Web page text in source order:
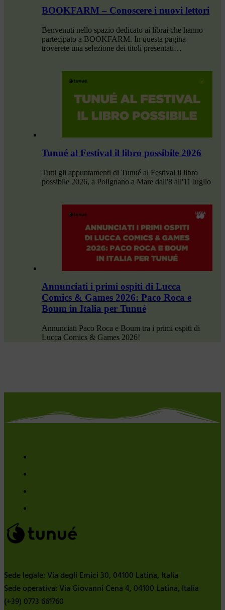
BOOKFARM – Conoscere i nuovi lettori
Benvenuti nello spazio dedicato ai librai che hanno
partecipato a BOOKFARM. In questa pagina
troverete una selezione dei titoli presentati…
Tunué al Festival il libro possibile 2026
Tutti gli appuntamenti di Tunué al Festival il libro
possibile 2026, a Polignano a Mare dall'8 all'11 luglio
Annunciati i primi ospiti di Lucca
Comics & Games 2026: Paco Roca e
Boum in Italia per Tunué
Annunciati Paco Roca e Boum tra i primi ospiti di
Lucca Comics & Games 2026!
Sede legale: Via degli Ernici 30, 04100 Latina, Italia
Sede operativa: Via Giovanni Cena 4, 04100 Latina, Italia
(+39) 0773 661760